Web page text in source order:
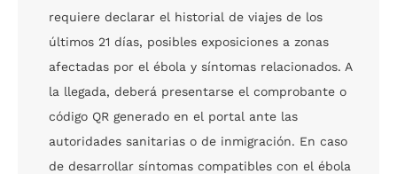
requiere declarar el historial de viajes de los
últimos 21 días, posibles exposiciones a zonas
afectadas por el ébola y síntomas relacionados. A
la llegada, deberá presentarse el comprobante o
código QR generado en el portal ante las
autoridades sanitarias o de inmigración. En caso
de desarrollar síntomas compatibles con el ébola